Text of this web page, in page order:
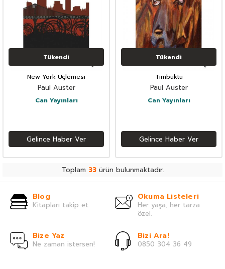
Tükendi
New York Üçlemesi
Paul Auster
Can Yayınları
Gelince Haber Ver
Tükendi
Timbuktu
Paul Auster
Can Yayınları
Gelince Haber Ver
Toplam 33ürün bulunmaktadır.
Blog
Kitapları takip et.
Okuma Listeleri
Her yaşa, her tarza
özel.
Bize Yaz
Ne zaman istersen!
Bizi Ara!
0850 304 36 49